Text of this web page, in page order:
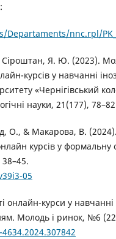
nnc.rpl/
Я. Ю. (2023).
курсів у навчанні
«Чернігівський
науки, 21(177),
О., & Макарова, В.
курсів у формальну
05
онлайн-курси у навчанні
Молодь і ринок, №6